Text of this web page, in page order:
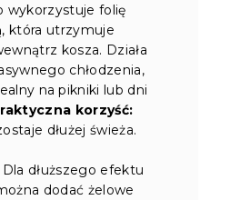
wykorzystuje folię
która utrzymuje
kosza. Działa
chłodzenia,
na pikniki lub dni
korzyść:
dłużej świeża.
Dla dłuższego efektu
dodać żelowe